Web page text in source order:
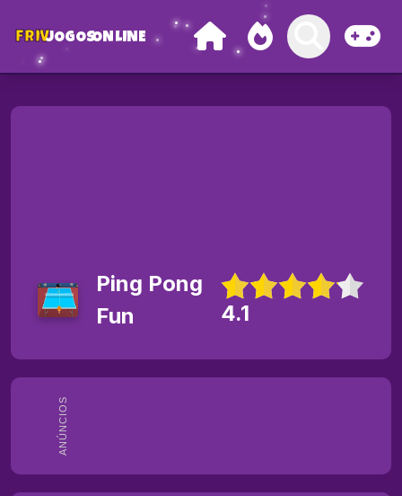
FRIVJOGOSONLINE
ANÚNCIOS
Ping Pong
Fun
4.1